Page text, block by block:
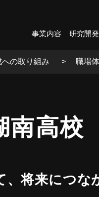
事業内容 研究開発
への取り組み 職場
高校
、将来につな